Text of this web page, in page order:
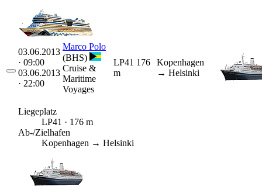
03.06.2013
· 09:00
03.06.2013
· 22:00
Marco Polo
(BHS)
Cruise &
Maritime
Voyages
LP41 176
m
Kopenhagen
→ Helsinki
Liegeplatz
LP41 · 176 m
Ab-/Zielhafen
Kopenhagen → Helsinki